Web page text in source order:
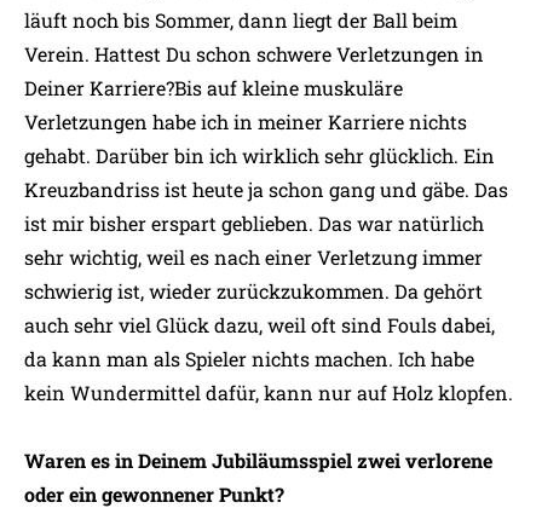
läuft noch bis Sommer, dann liegt der Ball beim
Verein. Hattest Du schon schwere Verletzungen in
Deiner Karriere?Bis auf kleine muskuläre
Verletzungen habe ich in meiner Karriere nichts
gehabt. Darüber bin ich wirklich sehr glücklich. Ein
Kreuzbandriss ist heute ja schon gang und gäbe. Das
ist mir bisher erspart geblieben. Das war natürlich
sehr wichtig, weil es nach einer Verletzung immer
schwierig ist, wieder zurückzukommen. Da gehört
auch sehr viel Glück dazu, weil oft sind Fouls dabei,
da kann man als Spieler nichts machen. Ich habe
kein Wundermittel dafür, kann nur auf Holz klopfen.
Waren es in Deinem Jubiläumsspiel zwei verlorene
oder ein gewonnener Punkt?